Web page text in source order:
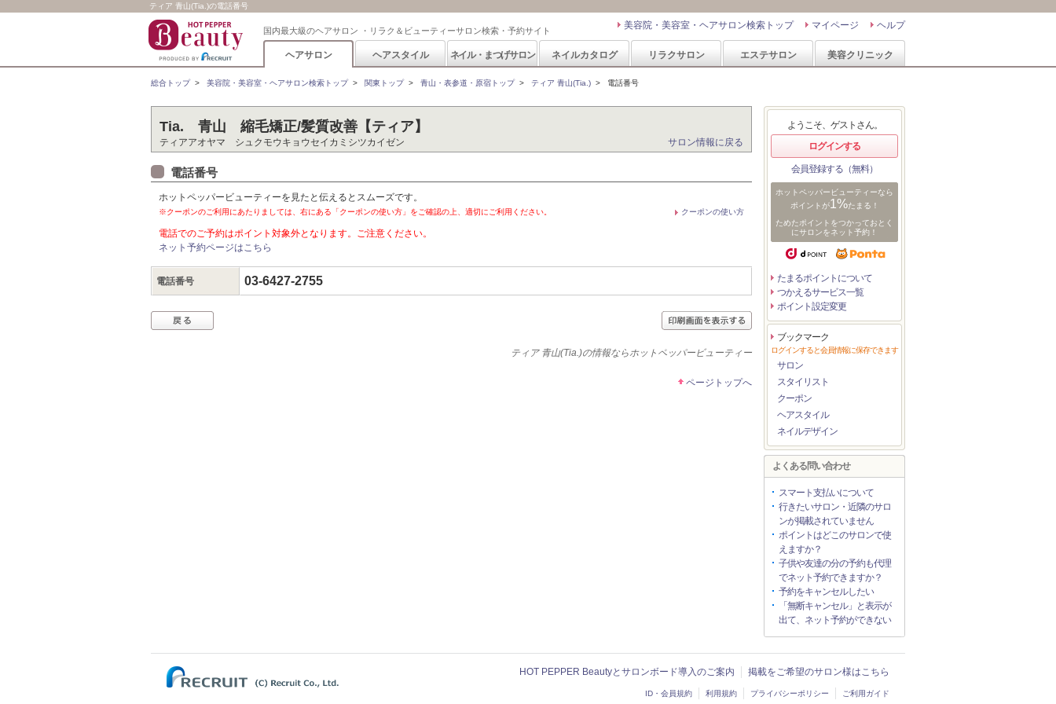
ティア 青山(Tia.)の電話番号
国内最大級のヘアサロン ・リラク＆ビューティーサロン検索・予約サイト ヘルプ
マイページ
美容院・美容室・ヘアサロン検索トップ
ヘアサロン ヘアスタイル ネイル・まつげサロン ネイルカタログ リラクサロン エステサロン 美容クリニック
総合トップ> 美容院・美容室・ヘアサロン検索トップ> 関東トップ> 青山・表参道・原宿トップ> ティア 青山(Tia.) > 電話番号
Tia. 青山 縮毛矯正/髪質改善【ティア】
ティアアオヤマ シュクモウキョウセイカミシツカイゼン サロン情報に戻る
電話番号
ホットペッパービューティーを見たと伝えるとスムーズです。
※クーポンのご利用にあたりましては、右にある「クーポンの使い方」をご確認の上、適切にご利用ください。 クーポンの使い方
電話でのご予約はポイント対象外となります。ご注意ください。
ネット予約ページはこちら
電話番号 03-6427-2755
ティア 青山(Tia.)の情報ならホットペッパービューティー
ページトップへ
ようこそ、ゲストさん。
ログインする
会員登録する（無料）
ホットペッパービューティーなら
ポイントが1%たまる！
ためたポイントをつかっておとく
にサロンをネット予約！
たまるポイントについて
つかえるサービス一覧
ポイント設定変更
ブックマーク
ログインすると会員情報に保存できます
サロン
スタイリスト
クーポン
ヘアスタイル
ネイルデザイン
よくある問い合わせ
スマート支払いについて
行きたいサロン・近隣のサロ
ンが掲載されていません
ポイントはどこのサロンで使
えますか？
子供や友達の分の予約も代理
でネット予約できますか？
予約をキャンセルしたい
「無断キャンセル」と表示が
出て、ネット予約ができない
HOT PEPPER Beautyとサロンボード導入のご案内 掲載をご希望のサロン様はこちら
ID・会員規約 利用規約 プライバシーポリシー ご利用ガイド